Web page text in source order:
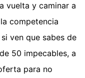
vuelta y caminar a
competencia
ven que sabes de
50 impecables, a
para no